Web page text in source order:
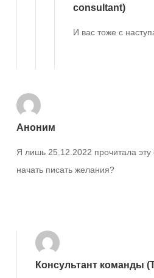
consultant)
И вас тоже с
Аноним
Я лишь 25.12.2022 прочитала
начать писать желания?
Консультант команды